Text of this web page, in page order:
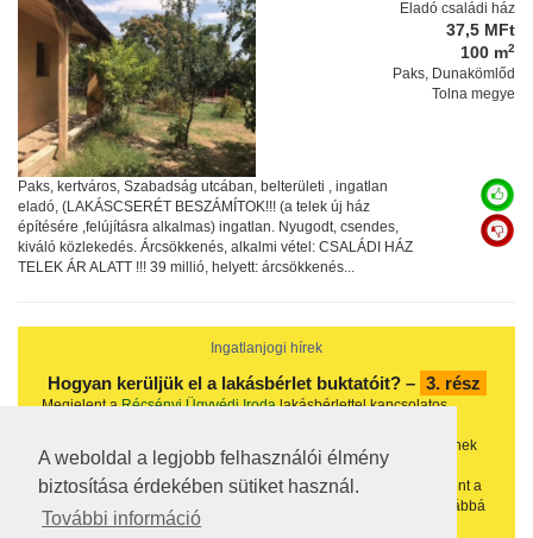
A weboldal a legjobb felhasználói élmény
biztosítása érdekében sütiket használ.
További információ
Eladó családi ház
37,5 MFt
100 m2
Paks, Dunakömlőd
Tolna megye
Paks, kertváros, Szabadság utcában, belterületi , ingatlan
eladó, (LAKÁSCSERÉT BESZÁMÍTOK!!! (a telek új ház
építésére ,felújításra alkalmas) ingatlan. Nyugodt, csendes,
kiváló közlekedés. Árcsökkenés, alkalmi vétel: CSALÁDI HÁZ
TELEK ÁR ALATT !!! 39 millió, helyett: árcsökkenés...
Ingatlanjogi hírek
Hogyan kerüljük el a lakásbérlet buktatóit? – 3. rész
Megjelent aRécsényi Ügyvédi Irodalakásbérlettel kapcsolatos
gyakorlati tudnivalóról esik szó, így azok számára, akik szeretnének
tisztában lenni a bérleti szerződés alapvető tartalmi elemeivel, a
szerződés időtartamára, a lakbérre és egyéb költségekre, valamint a
lakás használatára, karbantartására vonatkozó előírásokkal, továbbá
a birtokbaadás során elvégzendő teendőkkel, azoknak ajánljuk